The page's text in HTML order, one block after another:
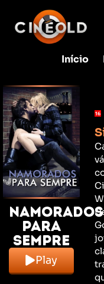
Início
Namorados
para
Sempre
Play